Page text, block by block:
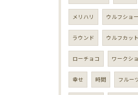
メリハリ ウルフショ
ラウンド ウルフカット
ローチョコ ワークシ
幸せ 時間 フルー